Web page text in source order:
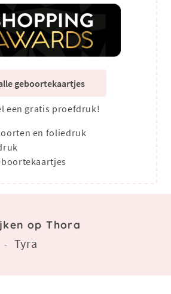
geboortekaartjes
een gratis proefdruk!
en foliedruk
op Thora
- Tyra